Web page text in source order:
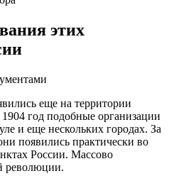
этих
еще на территории
год подобные организации
и еще нескольких городах. За
появились практически во
России. Массово
революции.